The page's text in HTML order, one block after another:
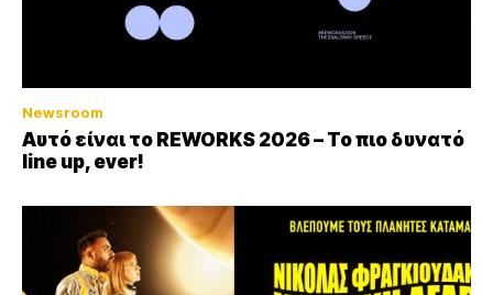
Newsroom
Αυτό είναι το REWORKS 2026 – Το πιο δυνατό
line up, ever!